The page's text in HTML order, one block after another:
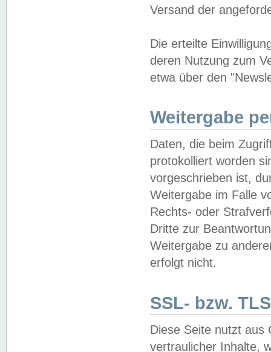
Versand der
Die erteilte
deren Nutzung zum
etwa über den
Weitergabe
Daten, die beim
protokolliert worden
vorgeschrieben ist,
Weitergabe im Falle
Rechts- oder
Dritte zur
Weitergabe zu
erfolgt nicht.
SSL- bzw.
Diese Seite nutzt aus
vertraulicher Inhalte,